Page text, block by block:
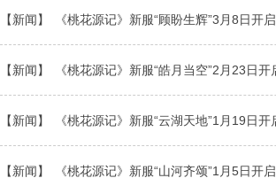
【新闻】 《桃花源记》新服“顾盼生辉”3月8日开
【新闻】 《桃花源记》新服“皓月当空”2月23日开
【新闻】 《桃花源记》新服“云湖天地”1月19日开
【新闻】 《桃花源记》新服“山河齐颂”1月5日开